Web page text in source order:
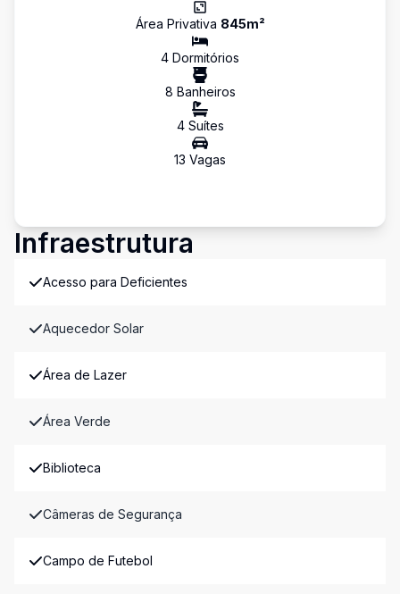
Área Privativa 845m²
4 Dormitórios
8 Banheiros
4Suítes
13 Vagas
Infraestrutura
Acesso para Deficientes
Aquecedor Solar
Área de Lazer
Área Verde
Biblioteca
Câmeras de Segurança
Campo de Futebol